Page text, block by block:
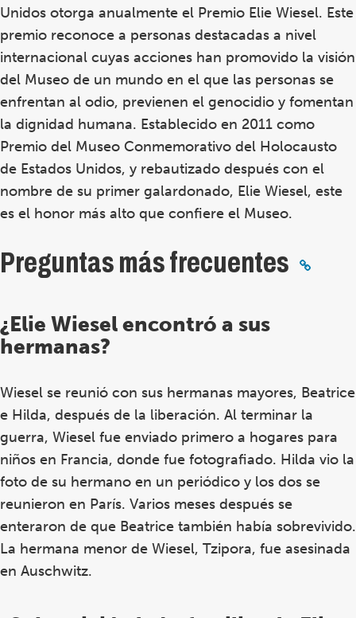
Unidos otorga anualmente el Premio Elie Wiesel. Este
premio reconoce a personas destacadas a nivel
internacional cuyas acciones han promovido la visión
del Museo de un mundo en el que las personas se
enfrentan al odio, previenen el genocidio y fomentan
la dignidad humana. Establecido en 2011 como
Premio del Museo Conmemorativo del Holocausto
de Estados Unidos, y rebautizado después con el
nombre de su primer galardonado, Elie Wiesel, este
es el honor más alto que confiere el Museo.
Preguntas más frecuentes
¿Elie Wiesel encontró a sus
hermanas?
Wiesel se reunió con sus hermanas mayores, Beatrice
e Hilda, después de la liberación. Al terminar la
guerra, Wiesel fue enviado primero a hogares para
niños en Francia, donde fue fotografiado. Hilda vio la
foto de su hermano en un periódico y los dos se
reunieron en París. Varios meses después se
enteraron de que Beatrice también había sobrevivido.
La hermana menor de Wiesel, Tzipora, fue asesinada
en Auschwitz.